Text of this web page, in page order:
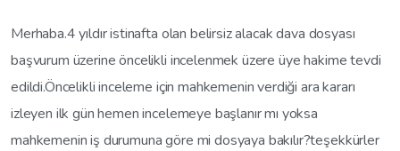
Merhaba.4 yıldır istinafta olan belirsiz alacak dava dosyası
başvurum üzerine öncelikli incelenmek üzere üye hakime tevdi
edildi.Öncelikli inceleme için mahkemenin verdiği ara kararı
izleyen ilk gün hemen incelemeye başlanır mı yoksa
mahkemenin iş durumuna göre mi dosyaya bakılır?teşekkürler